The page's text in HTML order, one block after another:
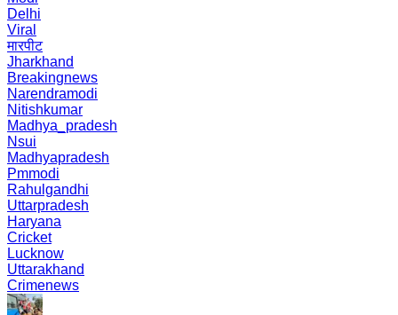
Delhi
Viral
मारपीट
Jharkhand
Breakingnews
Narendramodi
Nitishkumar
Madhya_pradesh
Nsui
Madhyapradesh
Pmmodi
Rahulgandhi
Uttarpradesh
Haryana
Cricket
Lucknow
Uttarakhand
Crimenews